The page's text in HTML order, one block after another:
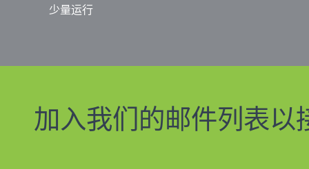
少量运行
加入我们的邮件列表以